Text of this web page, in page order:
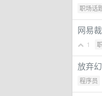
职场话
网易
1
放弃
程序员